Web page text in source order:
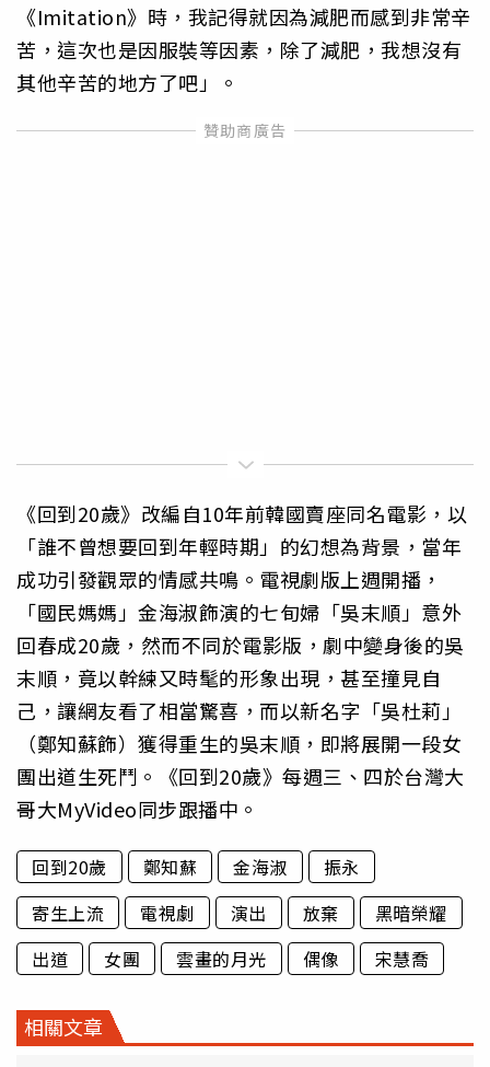
《Imitation》時，我記得就因為減肥而感到非常辛
苦，這次也是因服裝等因素，除了減肥，我想沒有
其他辛苦的地方了吧」。
《回到20歲》改編自10年前韓國賣座同名電影，以
「誰不曾想要回到年輕時期」的幻想為背景，當年
成功引發觀眾的情感共鳴。電視劇版上週開播，
「國民媽媽」金海淑飾演的七旬婦「吳末順」意外
回春成20歲，然而不同於電影版，劇中變身後的吳
末順，竟以幹練又時髦的形象出現，甚至撞見自
己，讓網友看了相當驚喜，而以新名字「吳杜莉」
（鄭知蘇飾）獲得重生的吳末順，即將展開一段女
團出道生死鬥。《回到20歲》每週三、四於台灣大
哥大MyVideo同步跟播中。
回到20歲 鄭知蘇 金海淑
振永
寄生上流
電視劇 演出 放棄
黑暗榮耀
出道
女團 雲畫的月光 偶像 宋慧喬
相關文章